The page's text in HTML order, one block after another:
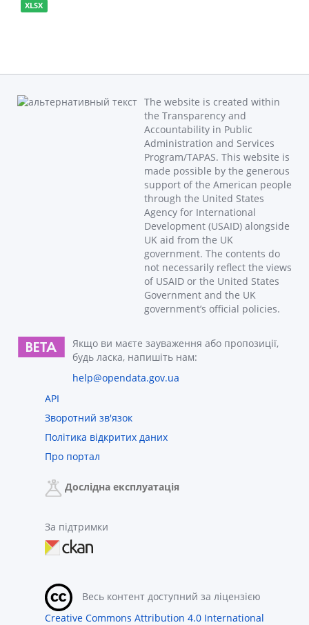
XLSX
The website is created within
the Transparency and
Accountability in Public
Administration and Services
Program/TAPAS. This website is
made possible by the generous
support of the American people
through the United States
Agency for International
Development (USAID) alongside
UK aid from the UK
government. The contents do
not necessarily reflect the views
of USAID or the United States
Government and the UK
government’s official policies.
Якщо ви маєте зауваження або пропозиції,
будь ласка, напишіть нам:
help@opendata.gov.ua
API
Зворотний зв'язок
Політика відкритих даних
Про портал
Дослідна експлуатація
За підтримки
Весь контент доступний за ліцензією
Creative Commons Attribution 4.0 International